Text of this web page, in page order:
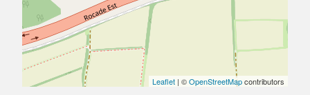
Leaflet | ©OpenStreetMapcontributors